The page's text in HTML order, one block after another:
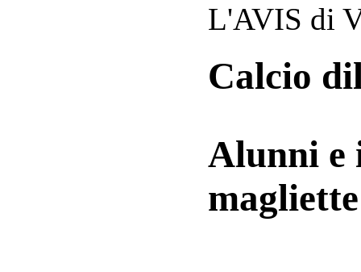
L'AVIS di
Calcio
Alunni e